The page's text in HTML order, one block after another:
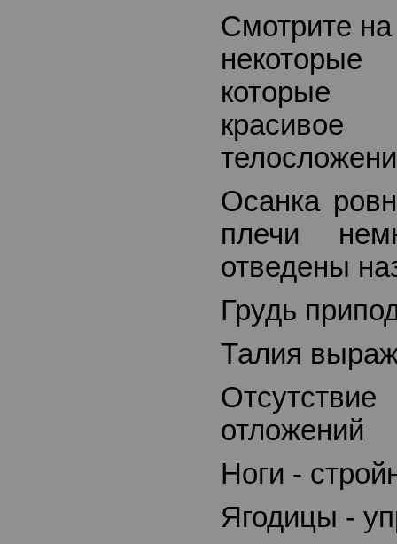
Смотрите
которые
Осанка
плечи
отведены
Грудь
Талия
отложений
Ноги -
Ягодицы -